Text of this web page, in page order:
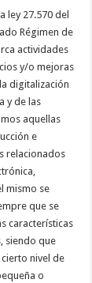
ley 27.570 del
Régimen de
actividades
y/o mejoras
digitalización
y de las
aquellas
e
relacionados
mismo se
que se
características
siendo que
nivel de
o